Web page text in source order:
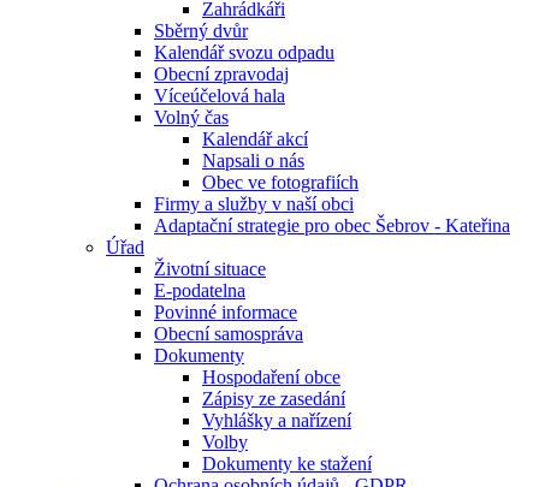
Zahrádkáři
Sběrný dvůr
Kalendář svozu odpadu
Obecní zpravodaj
Víceúčelová hala
Volný čas
Kalendář akcí
Napsali o nás
Obec ve fotografiích
Firmy a služby v naší obci
Adaptační strategie pro obec Šebrov - Kateřina
Úřad
Životní situace
E-podatelna
Povinné informace
Obecní samospráva
Dokumenty
Hospodaření obce
Zápisy ze zasedání
Vyhlášky a nařízení
Volby
Dokumenty ke stažení